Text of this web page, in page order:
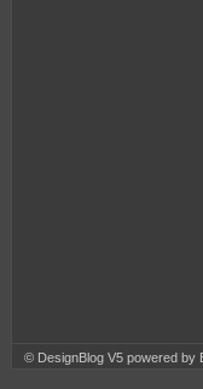
© DesignBlog V5 powered by